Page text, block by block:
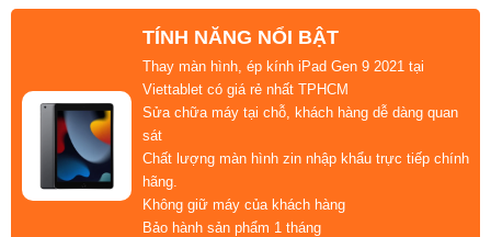
TÍNH NĂNG NỔI BẬT
Thay màn hình, ép kính iPad Gen 9 2021 tại
Viettablet có giá rẻ nhất TPHCM
Sửa chữa máy tại chỗ , khách hàng dễ dàng quan
sát
Chất lượng màn hình zin nhập khẩu trực tiếp chính
hãng
Không giữ máy của khách hàng
Bảo hành sản phẩm 1 tháng